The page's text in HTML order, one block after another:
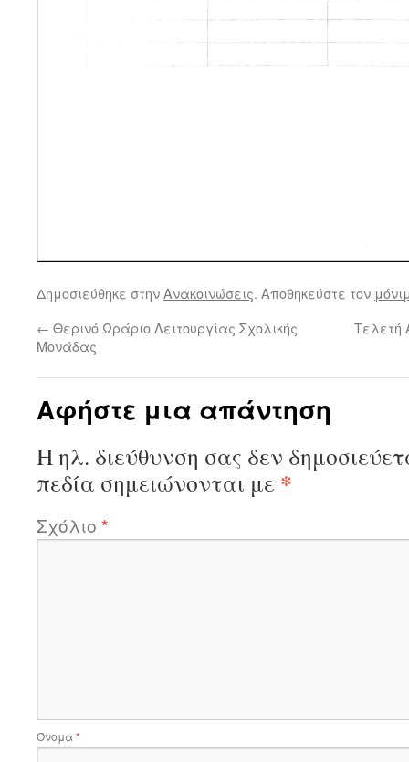
Δημοσιεύθηκε στηνΑνακοινώσεις. Αποθηκεύστε τον
← Θερινό Ωράριο Λειτουργίας Σχολικής
Μονάδας
Τελετή
Αφήστε μια απάντηση
Η ηλ. διεύθυνση σας δεν
πεδία σημειώνονται με *
Σχόλιο *
Όνομα*